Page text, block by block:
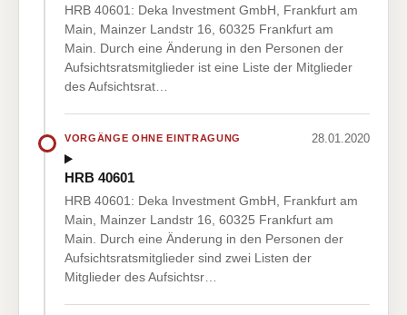
HRB 40601: Deka Investment GmbH, Frankfurt am
Main, Mainzer Landstr 16, 60325 Frankfurt am
Main. Durch eine Änderung in den Personen der
Aufsichtsratsmitglieder ist eine Liste der Mitglieder
des Aufsichtsrat…
VORGÄNGE OHNE EINTRAGUNG 28.01.2020
HRB 40601
HRB 40601: Deka Investment GmbH, Frankfurt am
Main, Mainzer Landstr 16, 60325 Frankfurt am
Main. Durch eine Änderung in den Personen der
Aufsichtsratsmitglieder sind zwei Listen der
Mitglieder des Aufsichtsr…